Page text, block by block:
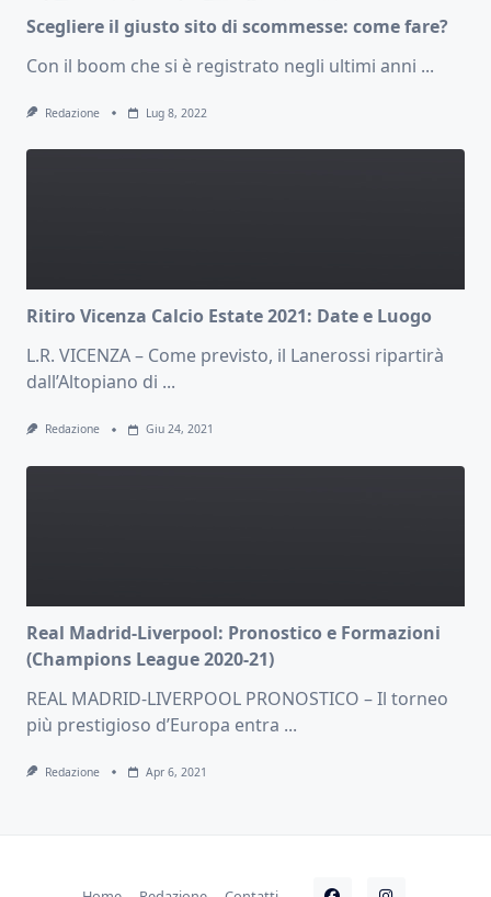
Scegliere il giusto sito di scommesse: come fare?
Con il boom che si è registrato negli ultimi anni ...
Redazione Lug 8, 2022
Ritiro Vicenza Calcio Estate 2021: Date e Luogo
L.R. VICENZA – Come previsto, il Lanerossi ripartirà
dall’Altopiano di ...
Redazione Giu 24, 2021
Real Madrid-Liverpool: Pronostico e Formazioni
(Champions League 2020-21)
REAL MADRID-LIVERPOOL PRONOSTICO – Il torneo
più prestigioso d’Europa entra ...
Redazione Apr 6, 2021